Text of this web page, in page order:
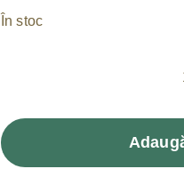
În stoc